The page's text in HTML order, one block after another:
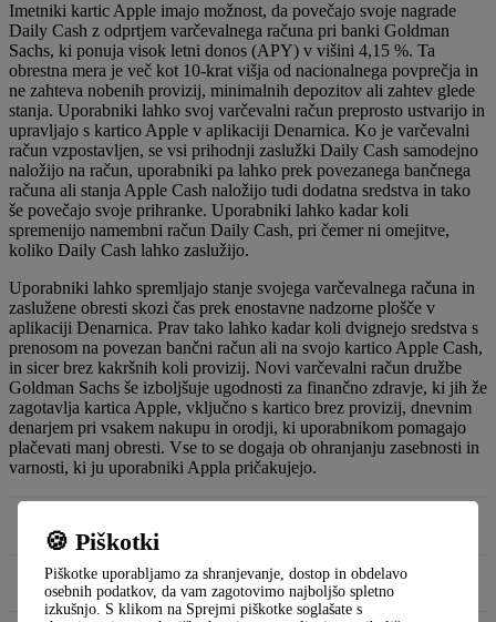
Imetniki kartic Apple imajo možnost, da povečajo svoje nagrade
Daily Cash z odprtjem varčevalnega računa pri banki Goldman
Sachs, ki ponuja visok letni donos (APY) v višini 4,15 %. Ta
obrestna mera je več kot 10-krat višja od nacionalnega povprečja in
ne zahteva nobenih provizij, minimalnih depozitov ali zahtev glede
stanja. Uporabniki lahko svoj varčevalni račun preprosto ustvarijo in
upravljajo s kartico Apple v aplikaciji Denarnica. Ko je varčevalni
račun vzpostavljen, se vsi prihodnji zaslužki Daily Cash samodejno
naložijo na račun, uporabniki pa lahko prek povezanega bančnega
računa ali stanja Apple Cash naložijo tudi dodatna sredstva in tako
še povečajo svoje prihranke. Uporabniki lahko kadar koli
spremenijo namembni račun Daily Cash, pri čemer ni omejitve,
koliko Daily Cash lahko zaslužijo.
Uporabniki lahko spremljajo stanje svojega varčevalnega računa in
zaslužene obresti skozi čas prek enostavne nadzorne plošče v
aplikaciji Denarnica. Prav tako lahko kadar koli dvignejo sredstva s
prenosom na povezan bančni račun ali na svojo kartico Apple Cash,
in sicer brez kakršnih koli provizij. Novi varčevalni račun družbe
Goldman Sachs še izboljšuje ugodnosti za finančno zdravje, ki jih že
zagotavlja kartica Apple, vključno s kartico brez provizij, dnevnim
denarjem pri vsakem nakupu in orodji, ki uporabnikom pomagajo
plačevati manj obresti. Vse to se dogaja ob ohranjanju zasebnosti in
varnosti, ki ju uporabniki Appla pričakujejo.
🍪 Piškotki
Piškotke uporabljamo za shranjevanje, dostop in obdelavo
osebnih podatkov, da vam zagotovimo najboljšo spletno
izkušnjo. S klikom na Sprejmi piškotke soglašate s